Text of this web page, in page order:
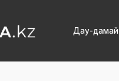
Дау-дамай